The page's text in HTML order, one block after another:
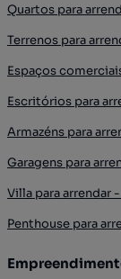
Quartos para
Terrenos para
Espaços
Escritórios para
Armazéns para
Garagens para
Villa para arrendar
Penthouse para